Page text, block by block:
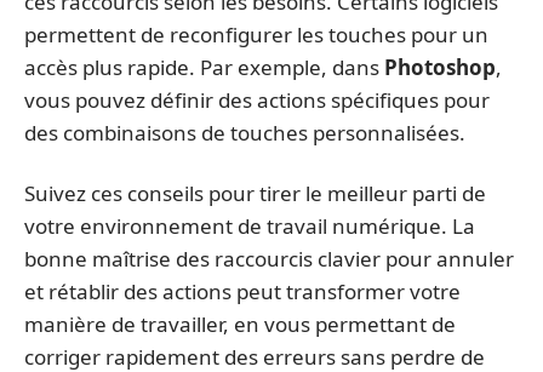
permettent de reconfigurer les touches pour un
accès plus rapide. Par exemple, dans Photoshop,
vous pouvez définir des actions spécifiques pour
des combinaisons de touches personnalisées.
Suivez ces conseils pour tirer le meilleur parti de
votre environnement de travail numérique. La
bonne maîtrise des raccourcis clavier pour annuler
et rétablir des actions peut transformer votre
manière de travailler, en vous permettant de
corriger rapidement des erreurs sans perdre de